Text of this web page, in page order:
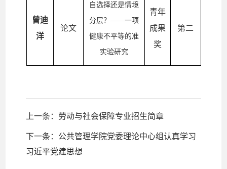
曾迪
洋
论文
自选择还是情境
分层？ ——一项
健康不平等的准
实验研究
青年
成果
奖
第二
上一条： 劳动与社会保障专业招生简章
下一条： 公共管理学院党委理论中心组认真学习
习近平党建思想